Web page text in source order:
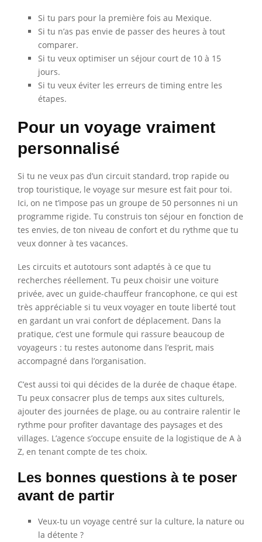
Si tu pars pour la première fois au Mexique.
Si tu n’as pas envie de passer des heures à tout
comparer.
Si tu veux optimiser un séjour court de 10 à 15
jours.
Si tu veux éviter les erreurs de timing entre les
étapes.
Pour un voyage vraiment
personnalisé
Si tu ne veux pas d’un circuit standard, trop rapide ou
trop touristique, le voyage sur mesure est fait pour toi.
Ici, on ne t’impose pas un groupe de 50 personnes ni un
programme rigide. Tu construis ton séjour en fonction de
tes envies, de ton niveau de confort et du rythme que tu
veux donner à tes vacances.
Les circuits et autotours sont adaptés à ce que tu
recherches réellement. Tu peux choisir une voiture
privée, avec un guide-chauffeur francophone, ce qui est
très appréciable si tu veux voyager en toute liberté tout
en gardant un vrai confort de déplacement. Dans la
pratique, c’est une formule qui rassure beaucoup de
voyageurs : tu restes autonome dans l’esprit, mais
accompagné dans l’organisation.
C’est aussi toi qui décides de la durée de chaque étape.
Tu peux consacrer plus de temps aux sites culturels,
ajouter des journées de plage, ou au contraire ralentir le
rythme pour profiter davantage des paysages et des
villages. L’agence s’occupe ensuite de la logistique de A à
Z, en tenant compte de tes choix.
Les bonnes questions à te poser
avant de partir
Veux-tu un voyage centré sur la culture, la nature ou
la détente ?